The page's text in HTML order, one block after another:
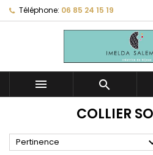
Téléphone: 06 85 24 15 19
 
COLLIER
Pertinence